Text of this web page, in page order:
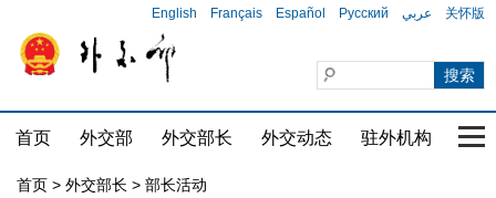
English Français Español Русский عربي 关怀版
首页 外交部 外交部长 外交动态 驻外机构 国
首页 > 外交部长 > 部长活动